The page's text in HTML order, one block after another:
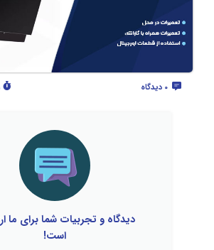
دیدگاه و تجربیات شما برای ما
است!